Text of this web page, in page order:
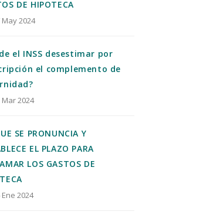
DE HIPOTECA
May 2024
el INSS desestimar por
el complemento de
Mar 2024
SE PRONUNCIA Y
EL PLAZO PARA
LOS GASTOS DE
Ene 2024